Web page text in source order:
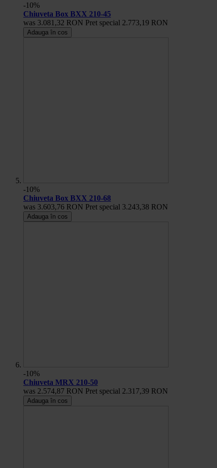
-10%
Chiuveta Box BXX 210-45
was 3.081,32 RON Pret special 2.773,19 RON
Adauga în cos
-10%
Chiuveta Box BXX 210-68
was 3.603,76 RON Pret special 3.243,38 RON
Adauga în cos
-10%
Chiuveta MRX 210-50
was 2.574,87 RON Pret special 2.317,39 RON
Adauga în cos